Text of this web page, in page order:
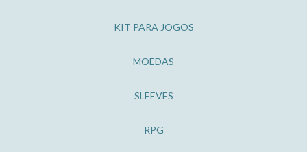
KIT PARA JOGOS
MOEDAS
SLEEVES
RPG